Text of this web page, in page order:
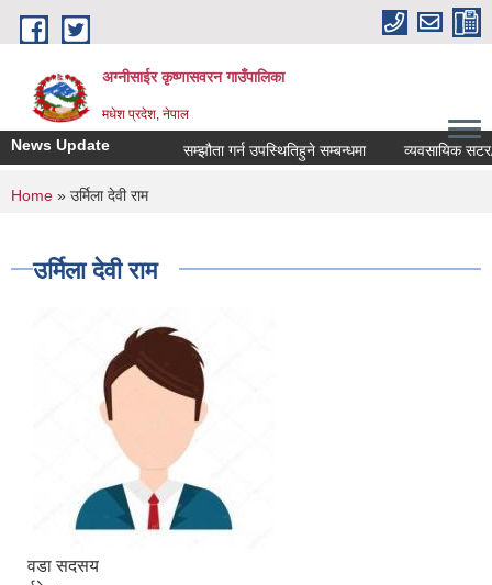
Skip to main content
अग्नीसाईर कृष्णासवरन गाउँपालिका
मधेश प्रदेश, नेपाल
News Update सम्झौता गर्न उपस्थितिहुने सम्बन्धमा व्यवसायिक सटर/
You are here
Home » उर्मिला देवी राम
उर्मिला देवी राम
वडा सदसय